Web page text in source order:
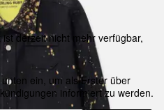
derzeit nicht mehr verfügbar,
ein, um als Erster über
informiert zu werden.